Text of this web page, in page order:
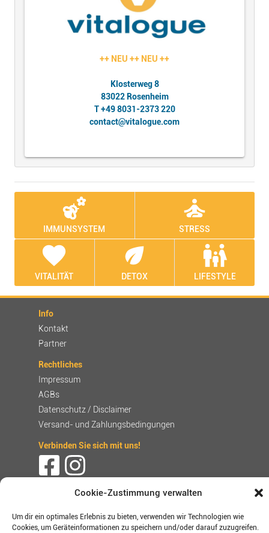
Cookie-Zustimmung verwalten
Um dir ein optimales Erlebnis zu bieten, verwenden wir Technologien wie
Cookies, um Geräteinformationen zu speichern und/oder darauf zuzugreifen.
++ NEU ++ NEU ++
Klosterweg 8
83022 Rosenheim
T +49 8031-2373 220
contact@vitalogue.com
emoji_nature
IMMUNSYSTEM
self_improvement
STRESS
favorite
VITALITÄT
eco
DETOX
family_restroom
LIFESTYLE
Info
Kontakt
Partner
Rechtliches
Impressum
AGBs
Datenschutz / Disclaimer
Versand- und Zahlungsbedingungen
Verbinden Sie sich mit uns!
Shop-Bewertungen